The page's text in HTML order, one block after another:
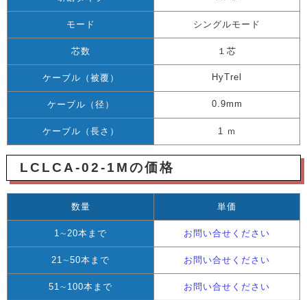
モード シングルモード
芯数 １芯
ケーブル（被覆） HyTrel
ケーブル（径） 0.9mm
ケーブル（長さ） 1 ｍ
LCLCA-02-1Mの価格
数量 単価
1∼20本まで お問い合せください
21∼50本まで お問い合せください
51∼100本まで お問い合せください